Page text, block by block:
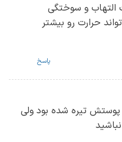
التهاب و سوختگی
حرارت رو بیشتر
پاسخ
تیره شده بود ولی